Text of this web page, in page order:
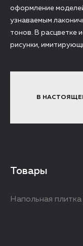
оформление
узнаваемым
тонов. В расцветке
рисунки,
В
Товары
Напольная